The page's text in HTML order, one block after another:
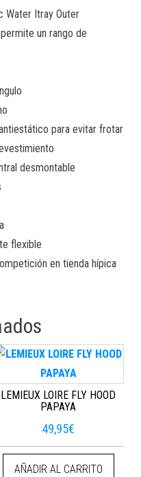
Water Itray Outer
un rango de
para evitar frotar
desmontable
flexible
en tienda hípica
LEMIEUX LOIRE FLY HOOD
PAPAYA
49,95€
AÑADIR AL CARRITO